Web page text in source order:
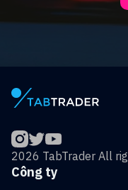
2026 TabTrader All
Công ty